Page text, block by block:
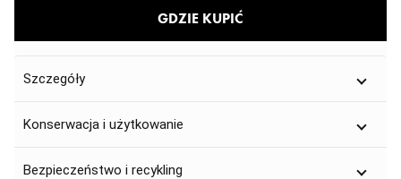
GDZIE KUPIĆ
Szczegóły
Konserwacja i użytkowanie
Bezpieczeństwo i recykling